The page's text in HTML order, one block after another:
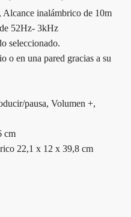
Alcance inalámbrico de 10m
52Hz- 3kHz
seleccionado.
o en una pared gracias a su
pausa, Volumen +,
cm
22,1 x 12 x 39,8 cm